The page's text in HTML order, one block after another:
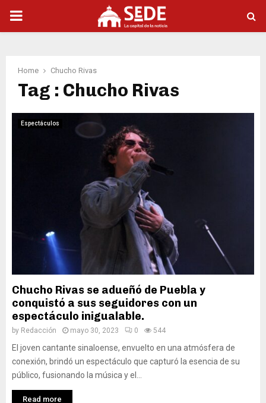
PRIMARY
Home Chucho Rivas
Tag : Chucho Rivas
Espectáculos
Chucho Rivas se adueñó de Puebla y
conquistó a sus seguidores con un
espectáculo inigualable.
by Redacción mayo 30, 2023 0 544
El joven cantante sinaloense, envuelto en una atmósfera de
conexión, brindó un espectáculo que capturó la esencia de su
público, fusionando la música y el...
Read more